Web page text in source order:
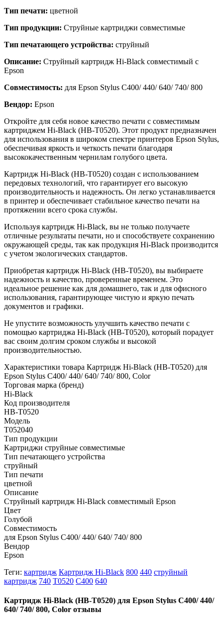
Тип печати: цветной
Тип продукции: Струйные картриджи совместимые
Тип печатающего устройства: струйный
Описание: Струйный картридж Hi-Black совместимый с
Epson
Совместимость: для Epson Stylus C400/ 440/ 640/ 740/ 800
Вендор: Epson
Откройте для себя новое качество печати с совместимым
картриджем Hi-Black (HB-T0520). Этот продукт предназначен
для использования в широком спектре принтеров Epson Stylus,
обеспечивая яркость и четкость печати благодаря
высококачественным чернилам голубого цвета.
Картридж Hi-Black (HB-T0520) создан с использованием
передовых технологий, что гарантирует его высокую
производительность и надежность. Он легко устанавливается
в принтер и обеспечивает стабильное качество печати на
протяжении всего срока службы.
Используя картридж Hi-Black, вы не только получаете
отличные результаты печати, но и способствуете сохранению
окружающей среды, так как продукция Hi-Black производится
с учетом экологических стандартов.
Приобретая картридж Hi-Black (HB-T0520), вы выбираете
надежность и качество, проверенные временем. Это
идеальное решение как для домашнего, так и для офисного
использования, гарантирующее чистую и яркую печать
документов и графики.
Не упустите возможность улучшить качество печати с
помощью картриджа Hi-Black (HB-T0520), который порадует
вас своим долгим сроком службы и высокой
производительностью.
Характеристики товара Картридж Hi-Black (HB-T0520) для
Epson Stylus C400/ 440/ 640/ 740/ 800, Color
Торговая марка (бренд)
Hi-Black
Код производителя
HB-T0520
Модель
T052040
Тип продукции
Картриджи струйные совместимые
Тип печатающего устройства
струйный
Тип печати
цветной
Описание
Струйный картридж Hi-Black совместимый Epson
Цвет
Голубой
Совместимость
для Epson Stylus C400/ 440/ 640/ 740/ 800
Вендор
Epson
Теги: картридж Картридж Hi-Black 800 440 струйный
картридж 740 T0520 C400 640
Картридж Hi-Black (HB-T0520) для Epson Stylus C400/ 440/
640/ 740/ 800, Color отзывы